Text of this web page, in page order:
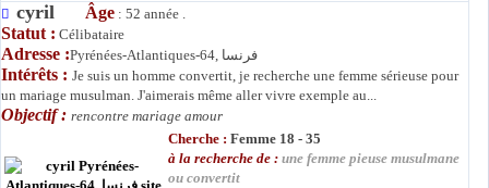
cyril Âge : 52 année .
Statut : Célibataire
Adresse : Pyrénées-Atlantiques-64, فرنسا
Intérêts : Je suis un homme convertit, je recherche une femme sérieuse pour
un mariage musulman. J'aimerais même aller vivre exemple au...
Objectif : rencontre mariage amour
Cherche : Femme 18 - 35
à la recherche de : une femme pieuse musulmane
ou convertit